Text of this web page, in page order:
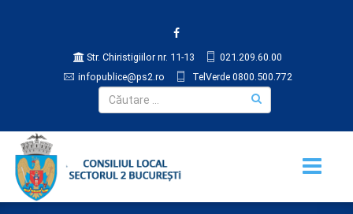
Str. Chiristigiilor nr. 11-13
021.209.60.00
infopublice@ps2.ro
TelVerde 0800.500.772